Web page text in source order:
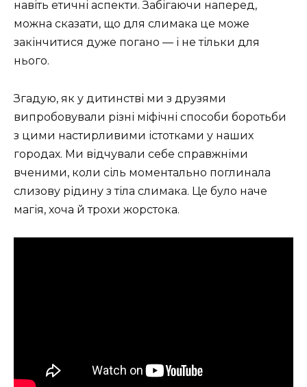
навіть етичні аспекти. Забігаючи наперед,
можна сказати, що для слимака це може
закінчитися дуже погано — і не тільки для
нього.
Згадую, як у дитинстві ми з друзями
випробовували різні міфічні способи боротьби
з цими настирливими істотками у наших
городах. Ми відчували себе справжніми
вченими, коли сіль моментально поглинала
слизову рідину з тіла слимака. Це було наче
магія, хоча й трохи жорстока.